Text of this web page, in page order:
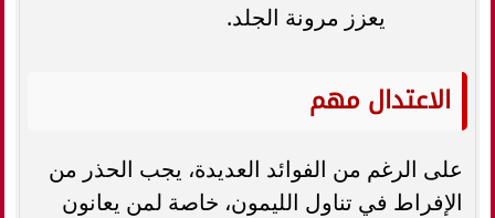
يعزز مرونة الجلد.
الاعتدال مهم
على الرغم من الفوائد العديدة، يجب الحذر من
الإفراط في تناول الليمون، خاصة لمن يعانون